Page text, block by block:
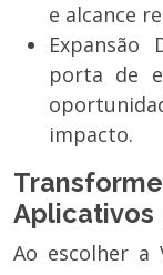
e alcance
Expansão
porta de
impacto.
Aplicativos
Ao escolher a